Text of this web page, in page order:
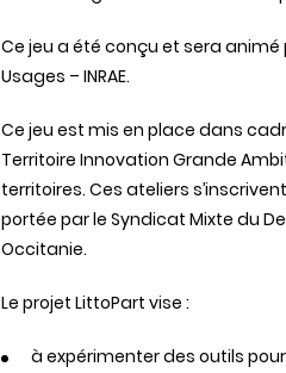
Ce jeu a été conçu et sera animé
Usages – INRAE.
Ce jeu est mis en place dans
Territoire Innovation Grande
territoires. Ces ateliers
portée par le Syndicat Mixte du
Occitanie.
Le projet LittoPart vise :
à expérimenter des outils